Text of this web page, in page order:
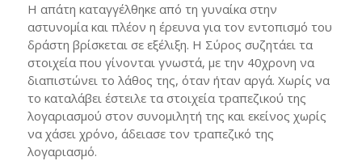
Η απάτη καταγγέλθηκε από τη γυναίκα στην
αστυνομία και πλέον η έρευνα για τον εντοπισμό του
δράστη βρίσκεται σε εξέλιξη. Η Σύρος συζητάει τα
στοιχεία που γίνονται γνωστά, με την 40χρονη να
διαπιστώνει το λάθος της, όταν ήταν αργά. Χωρίς να
το καταλάβει έστειλε τα στοιχεία τραπεζικού της
λογαριασμού στον συνομιλητή της και εκείνος χωρίς
να χάσει χρόνο, άδειασε τον τραπεζικό της
λογαριασμό.